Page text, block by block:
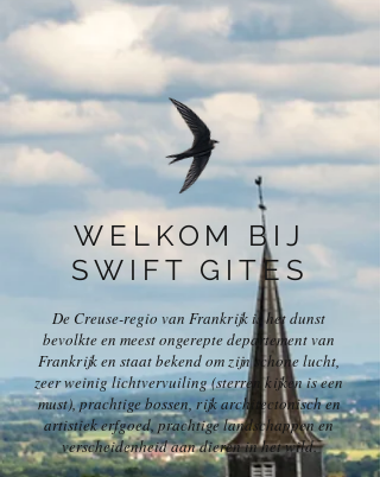
WELKOM BIJ
SWIFT GITES
De Creuse-regio van Frankrijk is het dunst
bevolkte en meest ongerepte departement van
Frankrijk en staat bekend om zijn schone lucht,
zeer weinig lichtvervuiling (sterren kijken is een
must), prachtige bossen, rijk architectonisch en
artistiek erfgoed, prachtige landschappen en
verscheidenheid aan dieren in het wild.